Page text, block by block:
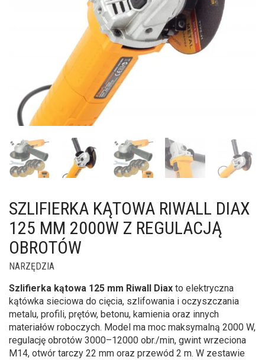
SZLIFIERKA KĄTOWA RIWALL DIAX
125 MM 2000W Z REGULACJĄ
OBROTÓW
NARZĘDZIA
Szlifierka kątowa 125 mm Riwall Diax to elektryczna
kątówka sieciowa do cięcia, szlifowania i oczyszczania
metalu, profili, prętów, betonu, kamienia oraz innych
materiałów roboczych. Model ma moc maksymalną 2000 W,
regulację obrotów 3000–12000 obr./min, gwint wrzeciona
M14, otwór tarczy 22 mm oraz przewód 2 m. W zestawie